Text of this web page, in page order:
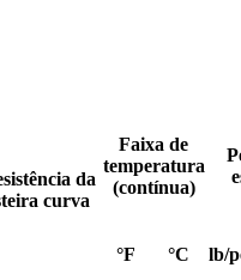
da
curva
Faixa de
temperatura
(contínua)
°F °C lb/